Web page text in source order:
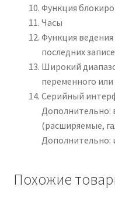
Функция
Часы
Функция ведения
последних
Широкий
переменного
Серийный
Дополнительно:
(расширяемые,
Дополнительно:
Похожие